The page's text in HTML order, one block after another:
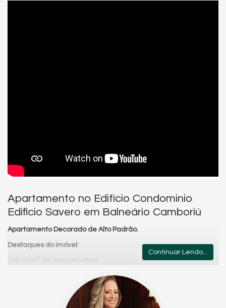
Apartamento no Edifício Condominio
Edificio Savero em Balneário Camboriú
Apartamento Decorado de Alto Padrão.
Destaques do imóvel:
165,00 m² de área privativa;
Ampla área social integrada;
Continuar Lendo...